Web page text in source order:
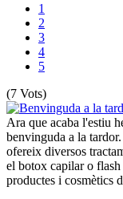
1
2
3
4
5
(7 Vots)
Ara que acaba l'estiu
benvinguda a la
ofereix diversos
el botox capilar o
productes i cosmètics